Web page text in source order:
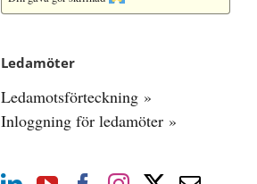
Ledamöter
Ledamotsförteckning »
Inloggning för ledamöter »